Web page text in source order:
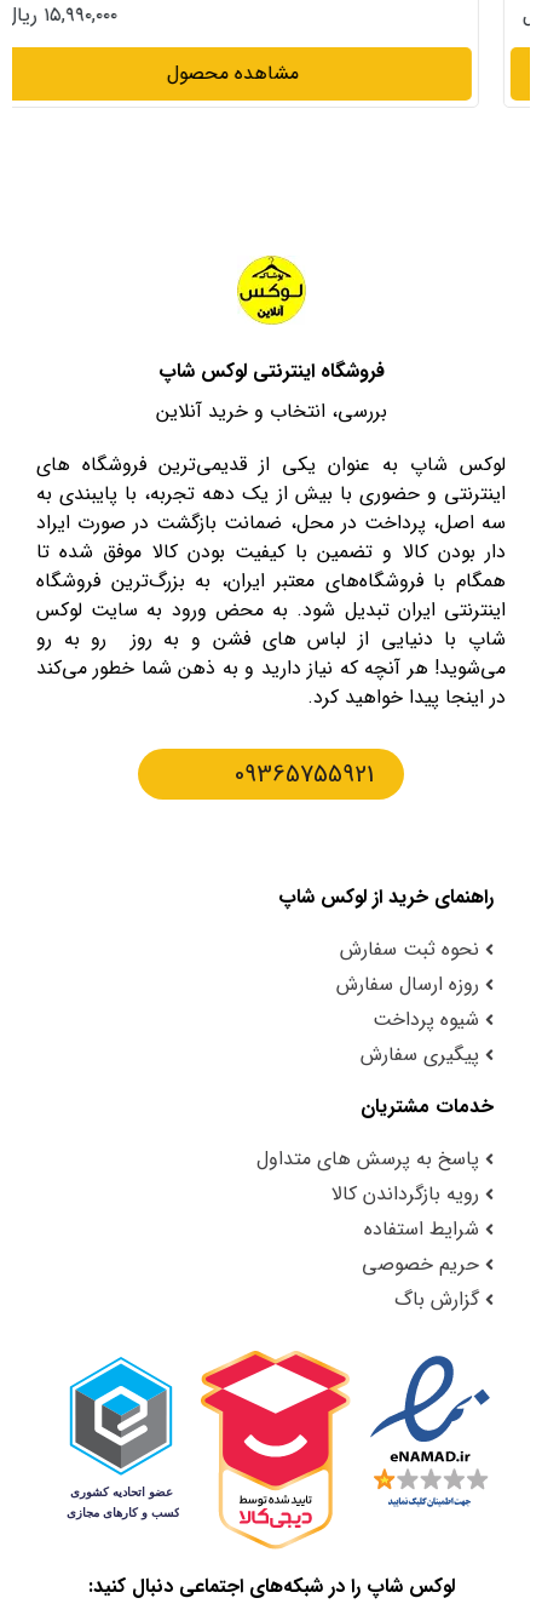
۱۵,۹۹۰,۰۰۰ ریال
مشاهده محصول
فروشگاه اینترنتی لوکس شاپ
بررسی، انتخاب و خرید آنلاین
لوکس شاپ به عنوان یکی از قدیمی‌ترین فروشگاه های
اینترنتی و حضوری با بیش از یک دهه تجربه، با پایبندی به
سه اصل، پرداخت در محل، ضمانت بازگشت در صورت ایراد
دار بودن کالا و تضمین با کیفیت بودن کالا موفق شده تا
همگام با فروشگاه‌های معتبر ایران، به بزرگ‌ترین فروشگاه
اینترنتی ایران تبدیل شود. به محض ورود به سایت لوکس
شاپ با دنیایی از لباس های فشن و به روز رو به رو
می‌شوید! هر آنچه که نیاز دارید و به ذهن شما خطور می‌کند
در اینجا پیدا خواهید کرد.
09365755921
راهنمای خرید از لوکس شاپ
نحوه ثبت سفارش
روزه ارسال سفارش
شیوه پرداخت
پیگیری سفارش
خدمات مشتریان
پاسخ به پرسش های متداول
رویه بازگرداندن کالا
شرایط استفاده
حریم خصوصی
گزارش باگ
لوکس شاپ را در شبکه‌های اجتماعی دنبال کنید: